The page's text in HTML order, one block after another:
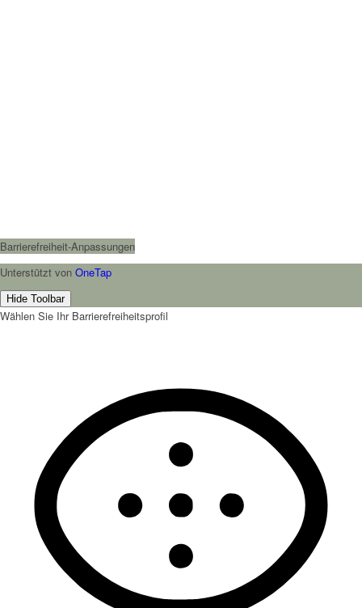
Barrierefreiheit-Anpassungen
Unterstützt von OneTap
Hide Toolbar
Wählen Sie Ihr Barrierefreiheitsprofil